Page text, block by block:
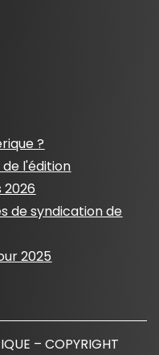
?
de l'édition
2026
de syndication de
2025
– COPYRIGHT